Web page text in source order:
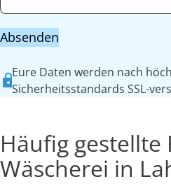
Absenden
Eure Daten werden nach
Sicherheitsstandards SSL-
Häufig gestellte
Wäscherei in